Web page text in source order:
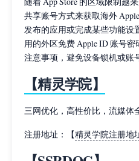
共享账号方式来获取海外
发布的应用或完成某些功能设
用的外区免费 Apple ID 账号
注意事项，避免设备锁机或账
【精灵学院】
三网优化，高性价比，流媒体
注册地址：【精灵学院注册地